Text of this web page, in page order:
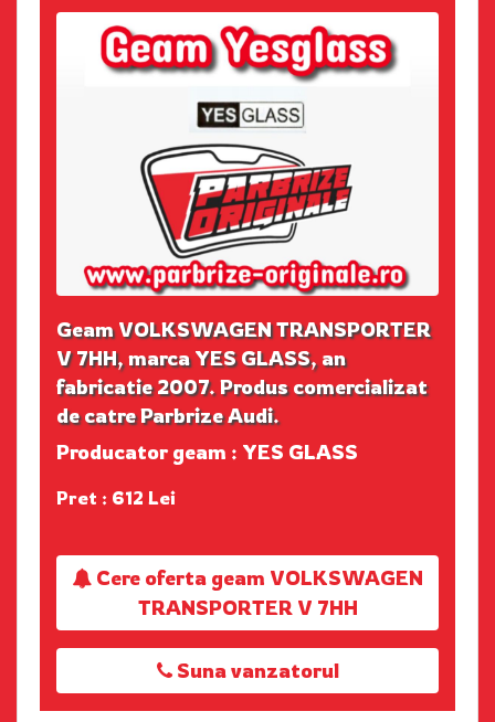
Geam VOLKSWAGEN TRANSPORTER
V 7HH, marca YES GLASS, an
fabricatie 2007. Produs comercializat
de catre Parbrize Audi.
Producator geam : YES GLASS
Pret : 612 Lei
Cere oferta geam VOLKSWAGEN
TRANSPORTER V 7HH
Suna vanzatorul